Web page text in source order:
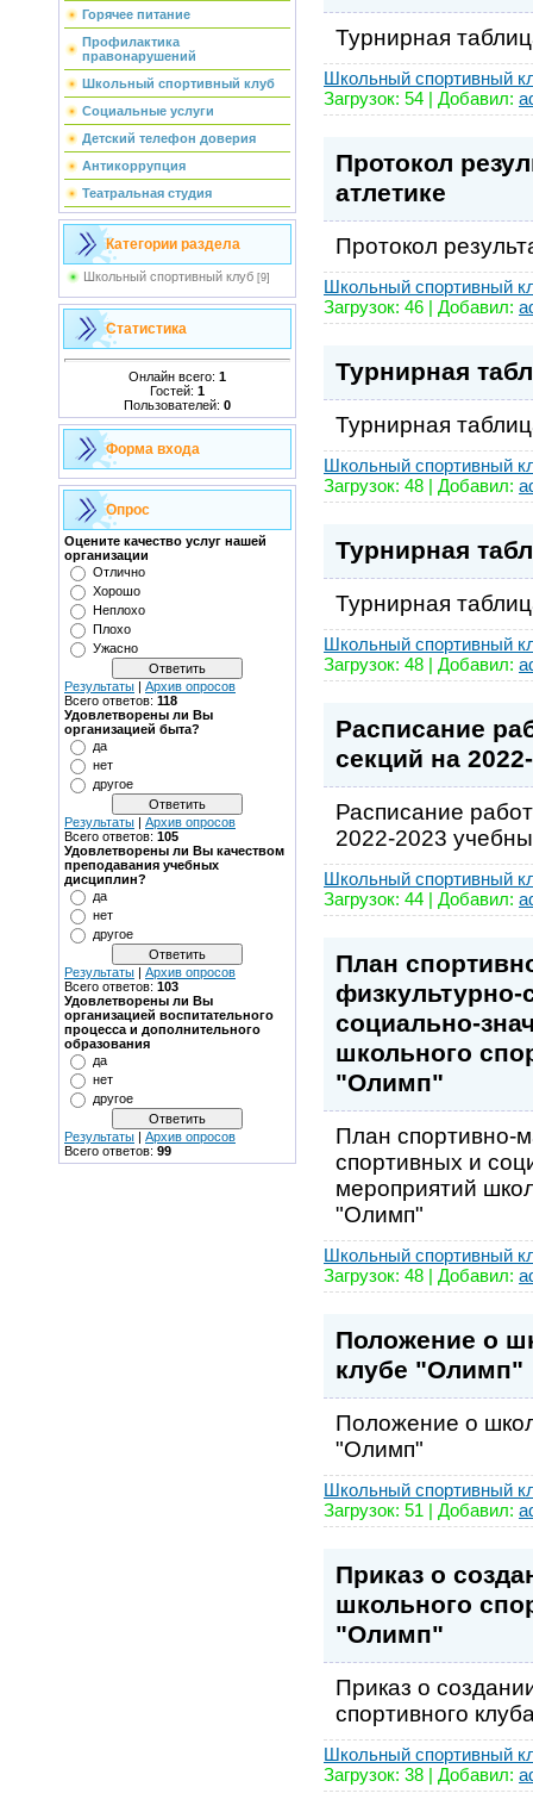
Горячее питание
Профилактика
правонарушений
Школьный спортивный клуб
Социальные услуги
Детский телефон доверия
Антикоррупция
Театральная студия
Категории раздела
Школьный спортивный клуб [9]
Статистика
Онлайн всего: 1
Гостей: 1
Пользователей: 0
Форма входа
Опрос
Оцените качество услуг нашей
организации
Отлично
Хорошо
Неплохо
Плохо
Ужасно
Результаты | Архив опросов
Всего ответов: 118
Удовлетворены ли Вы
организацией быта?
да
нет
другое
Результаты | Архив опросов
Всего ответов: 105
Удовлетворены ли Вы качеством
преподавания учебных
дисциплин?
да
нет
другое
Результаты | Архив опросов
Всего ответов: 103
Удовлетворены ли Вы
организацией воспитательного
процесса и дополнительного
образования
да
нет
другое
Результаты | Архив опросов
Всего ответов: 99
Турнирная
Школьный спортивный
Загрузок: 54 | Добавил:
Протокол
атлетике
Протокол
Школьный спортивный
Загрузок: 46 | Добавил:
Турнирная
Турнирная
Школьный спортивный
Загрузок: 48 | Добавил:
Турнирная
Турнирная
Школьный спортивный
Загрузок: 48 | Добавил:
Расписание
секций на
Расписание
2022-2023
Школьный спортивный
Загрузок: 44 | Добавил:
План
социально-
школьного
"Олимп"
План спортивно-
спортивных и
мероприятий
"Олимп"
Школьный спортивный
Загрузок: 48 | Добавил:
Положение о
клубе "Олимп"
Положение о
"Олимп"
Школьный спортивный
Загрузок: 51 | Добавил:
Приказ о
школьного
"Олимп"
Приказ о
спортивного
Школьный спортивный
Загрузок: 38 | Добавил: